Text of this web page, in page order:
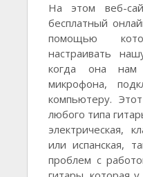
На этом веб-
бесплатный
помощью
настраивать
когда она
микрофона,
компьютеру.
любого типа
электрическая,
или испанская,
проблем с